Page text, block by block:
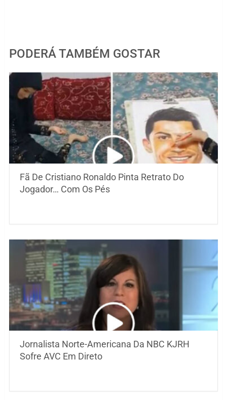
PODERÁ TAMBÉM GOSTAR
Fã De Cristiano Ronaldo Pinta Retrato Do
Jogador… Com Os Pés
Jornalista Norte-Americana Da NBC KJRH
Sofre AVC Em Direto